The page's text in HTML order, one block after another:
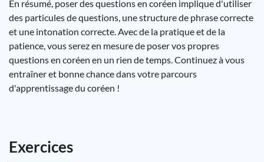
En résumé, poser des questions en coréen implique d'utiliser
des particules de questions, une structure de phrase correcte
et une intonation correcte. Avec de la pratique et de la
patience, vous serez en mesure de poser vos propres
questions en coréen en un rien de temps. Continuez à vous
entraîner et bonne chance dans votre parcours
d'apprentissage du coréen !
Exercices